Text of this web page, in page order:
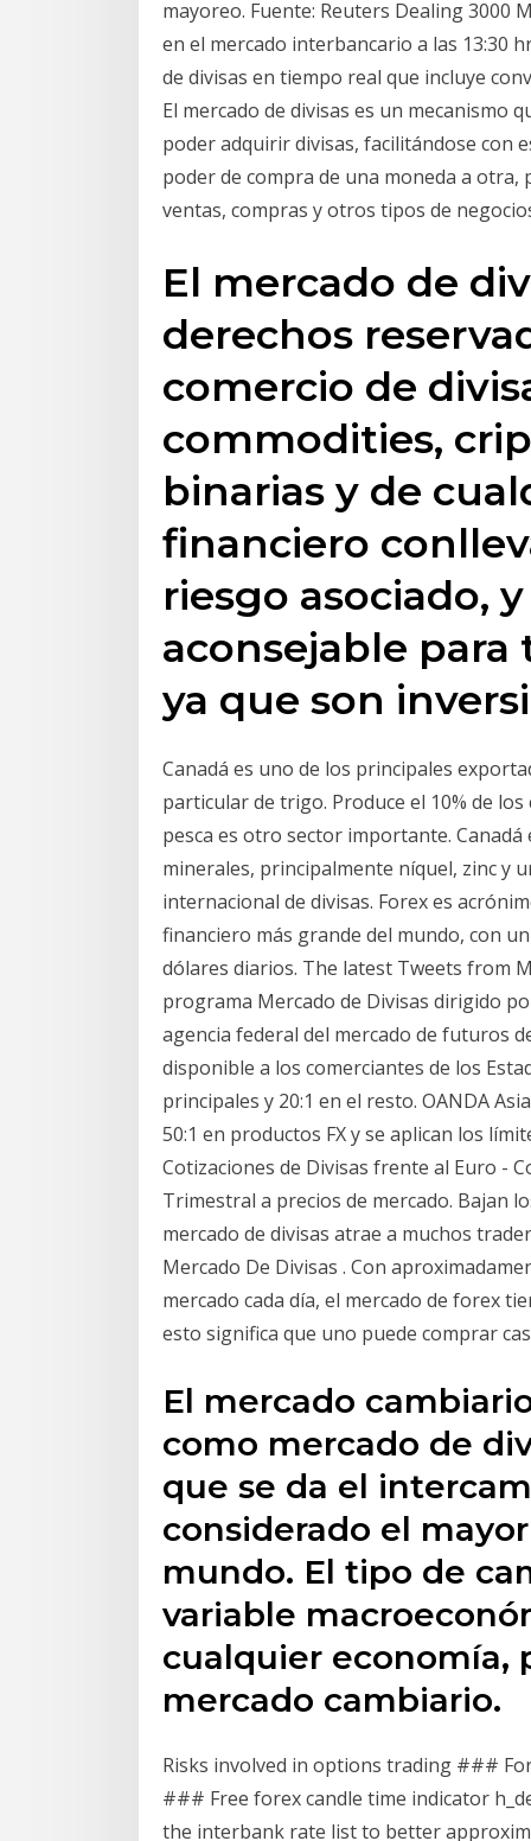
mayoreo. Fuente: Reuters Dealing 3000
en el mercado interbancario a las 13:30
de divisas en tiempo real que incluye
El mercado de divisas es un mecanismo
poder adquirir divisas, facilitándose con
poder de compra de una moneda a
ventas, compras y otros tipos de
El mercado de
derechos
comercio de
commodities,
binarias y de
financiero
riesgo asociado,
aconsejable
ya que son
Canadá es uno de los principales
particular de trigo. Produce el 10% de
pesca es otro sector importante.
minerales, principalmente níquel, zinc y
internacional de divisas. Forex es
financiero más grande del mundo, con
dólares diarios. The latest Tweets from
programa Mercado de Divisas dirigido
agencia federal del mercado de futuros
disponible a los comerciantes de los
principales y 20:1 en el resto. OANDA
50:1 en productos FX y se aplican los
Cotizaciones de Divisas frente al Euro -
Trimestral a precios de mercado. Bajan
mercado de divisas atrae a muchos
Mercado De Divisas . Con
mercado cada día, el mercado de forex
esto significa que uno puede comprar
El mercado
como mercado de
que se da el
considerado el
mundo. El tipo de
variable
cualquier economía,
mercado cambiario.
Risks involved in options trading ###
### Free forex candle time indicator
the interbank rate list to better